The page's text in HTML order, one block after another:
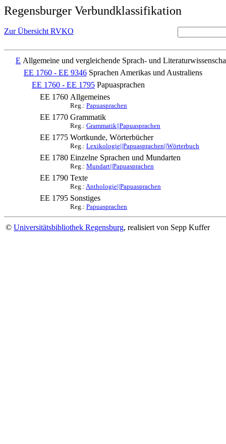
Regensburger Verbundklassifikation
Zur Übersicht RVKO
E Allgemeine und vergleichende Sprach- und
EE 1760 - EE 9346 Sprachen Amerikas und Australiens
EE 1760 - EE 1795 Papuasprachen
EE 1760 Allgemeines
Reg.: Papuasprachen
EE 1770 Grammatik
Reg.: Grammatik||Papuasprachen
EE 1775 Wortkunde, Wörterbücher
Reg.: Lexikologie||Papuasprachen||Wörterbuch
EE 1780 Einzelne Sprachen und Mundarten
Reg.: Mundart||Papuasprachen
EE 1790 Texte
Reg.: Anthologie||Papuasprachen
EE 1795 Sonstiges
Reg.: Papuasprachen
© Universitätsbibliothek Regensburg, realisiert von Sepp Kuffer